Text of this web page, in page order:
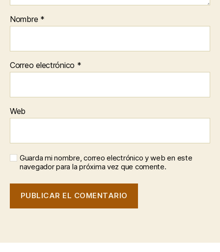
Nombre *
Correo electrónico *
Web
Guarda mi nombre, correo electrónico y web en este
navegador para la próxima vez que comente.